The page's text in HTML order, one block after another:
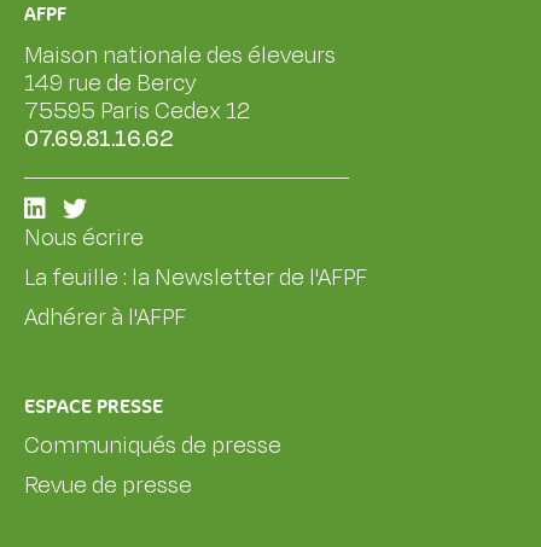
AFPF
Maison nationale des éleveurs
149 rue de Bercy
75595 Paris Cedex 12
07.69.81.16.62
Nous écrire
La feuille : la Newsletter de l'AFPF
Adhérer à l'AFPF
ESPACE PRESSE
Communiqués de presse
Revue de presse